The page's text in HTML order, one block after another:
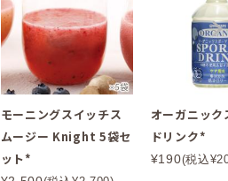
モーニングスイッチス
ムージー Knight 5袋セ
ット*
オーガニック
ドリンク*
¥190(税込